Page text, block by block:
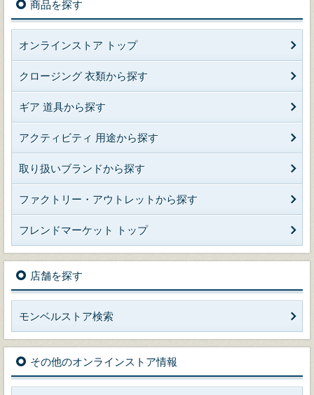
商品を探す
オンラインストア トップ
クロージング 衣類から探す
ギア 道具から探す
アクティビティ 用途から探す
取り扱いブランドから探す
ファクトリー・アウトレットから探す
フレンドマーケット トップ
店舗を探す
モンベルストア検索
その他のオンラインストア情報